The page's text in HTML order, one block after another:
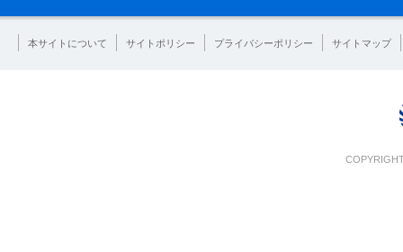
本サイトについて サイトポリシー プライバシーポリシー サイトマップ